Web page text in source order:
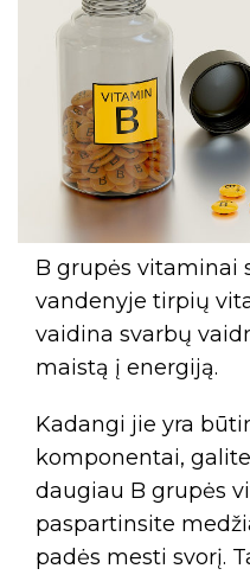
B grupės vitaminai
vandenyje tirpių
vaidina svarbų
maistą į energiją.
Kadangi jie yra
komponentai,
daugiau B grupės
paspartinsite
padės mesti svorį.